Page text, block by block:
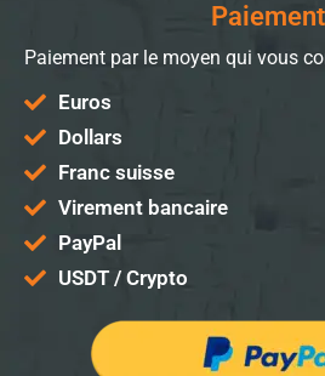
Paiement par le moyen qui vous
Euros
Dollars
Franc suisse
Virement bancaire
PayPal
USDT / Crypto